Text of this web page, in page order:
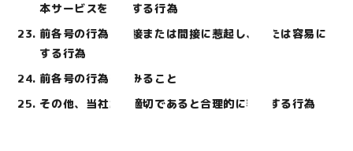
本サービスを利用する行為
前各号の行為を直接または間接に惹起し、または容易に
する行為
前各号の行為を試みること
その他、当社が不適切であると合理的に判断する行為